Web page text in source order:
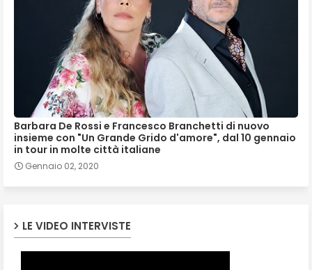
Barbara De Rossi e Francesco Branchetti di nuovo
insieme con "Un Grande Grido d'amore", dal 10 gennaio
in tour in molte città italiane
Gennaio 02, 2020
LE VIDEO INTERVISTE